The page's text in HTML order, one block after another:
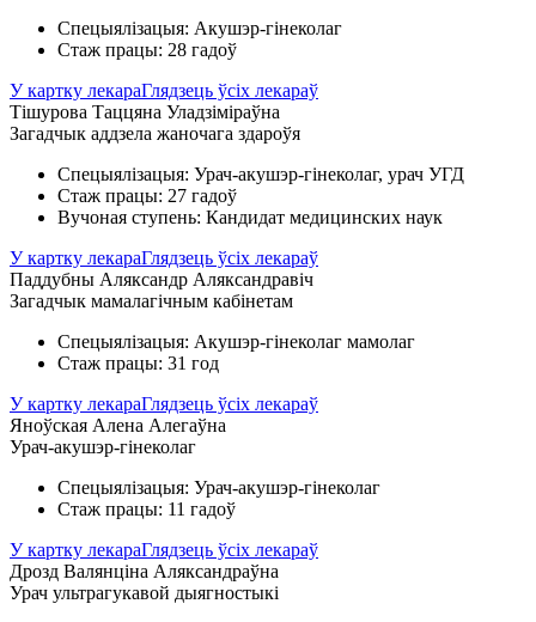
Спецыялізацыя: Акушэр-гінеколаг
Стаж працы: 28 гадоў
У картку лекараГлядзець ўсіх лекараў
Тішурова Таццяна Уладзіміраўна
Загадчык аддзела жаночага здароўя
Спецыялізацыя: Урач-акушэр-гінеколаг, урач УГД
Стаж працы: 27 гадоў
Вучоная ступень: Кандидат медицинских наук
У картку лекараГлядзець ўсіх лекараў
Паддубны Аляксандр Аляксандравіч
Загадчык мамалагічным кабінетам
Спецыялізацыя: Акушэр-гінеколаг мамолаг
Стаж працы: 31 год
У картку лекараГлядзець ўсіх лекараў
Яноўская Алена Алегаўна
Урач-акушэр-гінеколаг
Спецыялізацыя: Урач-акушэр-гінеколаг
Стаж працы: 11 гадоў
У картку лекараГлядзець ўсіх лекараў
Дрозд Валянціна Аляксандраўна
Урач ультрагукавой дыягностыкі